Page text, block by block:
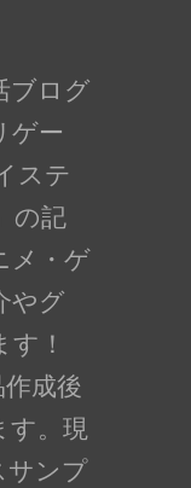
ブログ
ゲー
ステ
の記
メ・ゲ
やグ
！
成後
す。現
サンプ